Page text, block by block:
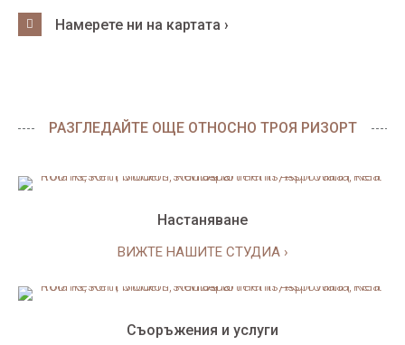
Намерете ни на картата ›
РАЗГЛЕДАЙТЕ ОЩЕ ОТНОСНО ТРОЯ РИЗОРТ
Настаняване
ВИЖТЕ НАШИТЕ СТУДИА ›
Съоръжения и услуги